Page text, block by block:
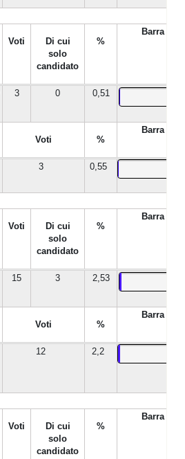
Voti
Di cui
solo
candidato
%
Barra %
3 0 0,51
Voti %
Barra %
3 0,55
Voti
Di cui
solo
candidato
%
Barra %
15 3 2,53
Voti %
Barra %
12 2,2
Voti
Di cui
solo
candidato
%
Barra %